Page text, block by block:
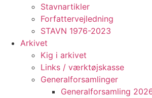
Stavnartikler
Forfattervejledning
STAVN 1976-2023
Arkivet
Kig i arkivet
Links / værktøjskasse
Generalforsamlinger
Generalforsamling